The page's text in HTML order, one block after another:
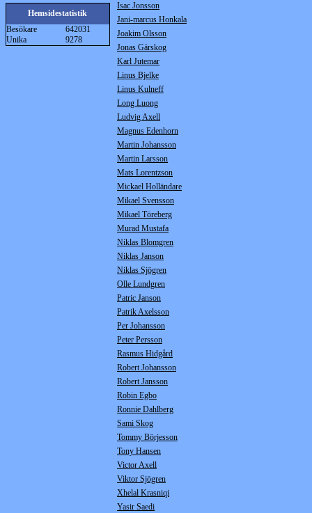
Hemsidestatistik
Besökare
642031
Unika
9278
Isac Jonsson
Jani-marcus Honkala
Joakim Olsson
Jonas Gärskog
Karl Jutemar
Linus Bjelke
Linus Kulneff
Long Luong
Ludvig Axell
Magnus Edenhorn
Martin Johansson
Martin Larsson
Mats Lorentzson
Mickael Holländare
Mikael Svensson
Mikael Töreberg
Murad Mustafa
Niklas Blomgren
Niklas Janson
Niklas Sjögren
Olle Lundgren
Patric Janson
Patrik Axelsson
Per Johansson
Peter Persson
Rasmus Hidgård
Robert Johansson
Robert Jansson
Robin Egbo
Ronnie Dahlberg
Sami Skog
Tommy Börjesson
Tony Hansen
Victor Axell
Viktor Sjögren
Xhelal Krasniqi
Yasir Saedi